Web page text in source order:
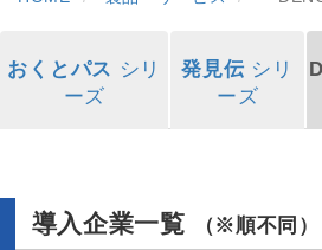
おくとパス シリ
ーズ
発見伝シリ
ーズ
導入企業一覧 （※順不同）